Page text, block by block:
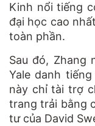
Kinh nổi tiếng
đại học cao
toàn phần.
Sau đó, Zhang
Yale danh
này chỉ tài trợ
trang trải bằng
tư của David